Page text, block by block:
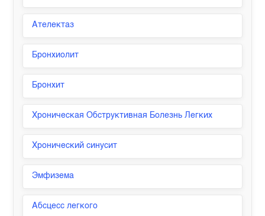
Ателектаз
Бронхиолит
Бронхит
Хроническая Обструктивная Болезнь Легких
Хронический синусит
Эмфизема
Абсцесс легкого